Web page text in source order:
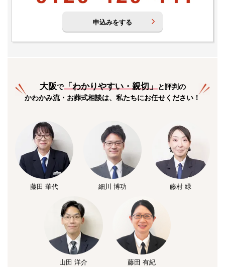
申込みをする
大阪で「わかりやすい・親切」と評判の
かわかみ流・お葬式相談は、私たちにお任せください！
藤田 華代 細川 博功 藤村 緑
山田 洋介 藤田 有紀